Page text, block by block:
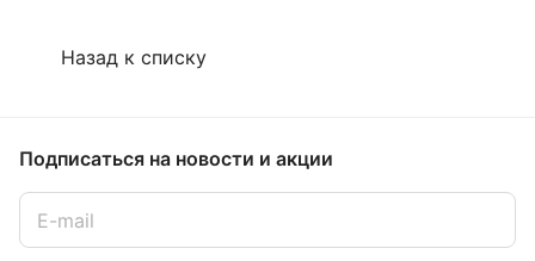
Назад к списку
Подписаться на новости и акции